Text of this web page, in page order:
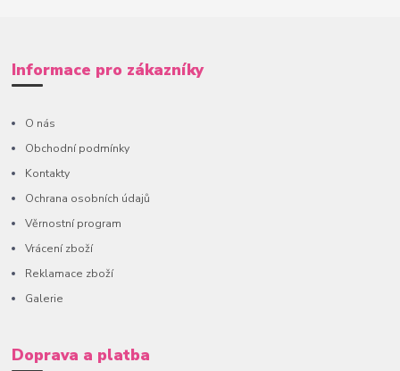
Informace pro zákazníky
O nás
Obchodní podmínky
Kontakty
Ochrana osobních údajů
Věrnostní program
Vrácení zboží
Reklamace zboží
Galerie
Doprava a platba